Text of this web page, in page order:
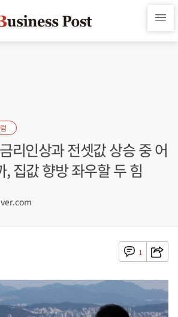
리인상과 전셋값 상승 중 어
, 집값 향방 좌우할 두 힘
1